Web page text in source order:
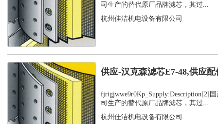
司生产的替代原厂品牌滤芯，其过...
杭州佳洁机电设备有限公司
供应-汉克森滤芯E7-48,供应配
fjrigjwwe9r0Kp_Supply:Description[2]
司生产的替代原厂品牌滤芯，其过...
杭州佳洁机电设备有限公司